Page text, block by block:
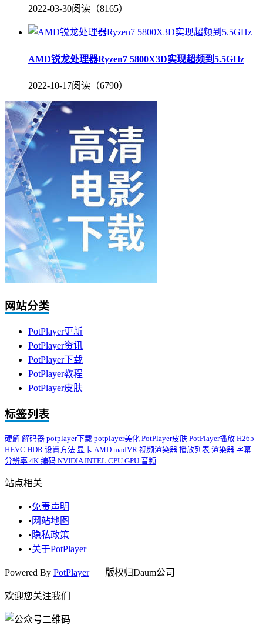
2022-03-30阅读（8165）
AMD锐龙处理器Ryzen7 5800X3D实现超频到5.5GHz
2022-10-17阅读（6790）
网站分类
PotPlayer更新
PotPlayer资讯
PotPlayer下载
PotPlayer教程
PotPlayer皮肤
标签列表
硬解 解码器 potplayer下载 potplayer美化 PotPlayer皮肤 PotPlayer播放 H265
HEVC HDR 设置方法 显卡 AMD madVR 视频渲染器 播放列表 渲染器 字幕
分辨率 4K 编码 NVIDIA INTEL CPU GPU 音频
站点相关
•免责声明
• 网站地图
• 隐私政策
•关于PotPlayer
Powered By PotPlayer| 版权归Daum公司
欢迎您关注我们